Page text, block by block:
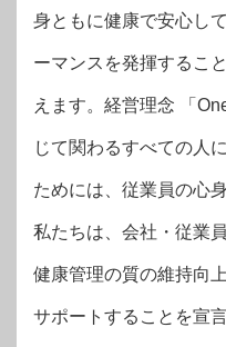
身ともに健康で安心し
ーマンスを発揮するこ
えます。経営理念 「
じて関わるすべての人
ためには、従業員の心
私たちは、会社・従業
健康管理の質の維持向
サポートすることを宣